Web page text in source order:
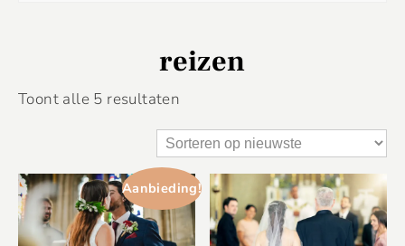
reizen
Toont alle 5 resultaten
Aanbieding!